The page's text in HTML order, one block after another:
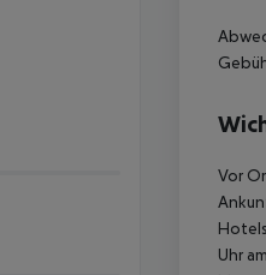
Vor
Uhr